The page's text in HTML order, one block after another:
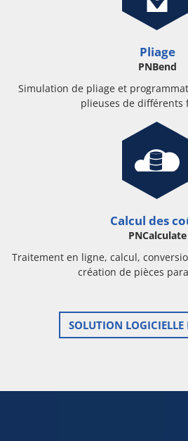
Pliage
PNBend
Simulation de pliage et
plieuses de différents
Calcul des
PNCalculate
Traitement en ligne, calcul,
création de pièces
SOLUTION LOGICIELLE